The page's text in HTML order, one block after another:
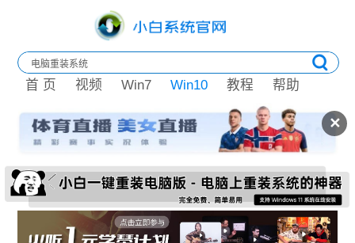
✕
首 页 视频 Win7 Win10 教程 帮助